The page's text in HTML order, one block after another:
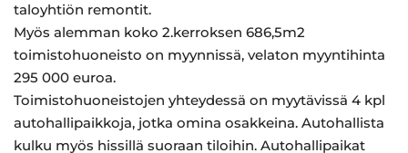
taloyhtiön remontit.
Myös alemman koko 2.kerroksen 686,5m2
toimistohuoneisto on myynnissä, velaton myyntihinta
295 000 euroa.
Toimistohuoneistojen yhteydessä on myytävissä 4 kpl
autohallipaikkoja, jotka omina osakkeina. Autohallista
kulku myös hissillä suoraan tiloihin. Autohallipaikat